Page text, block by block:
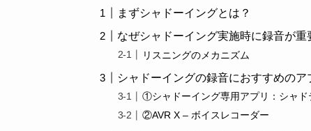
まずシャドーイングとは？
なぜシャドーイング実施時に録音が
リスニングのメカニズム
シャドーイングの録音におすすめのア
①シャドーイング専用アプリ：シャド
②AVR X – ボイスレコーダー